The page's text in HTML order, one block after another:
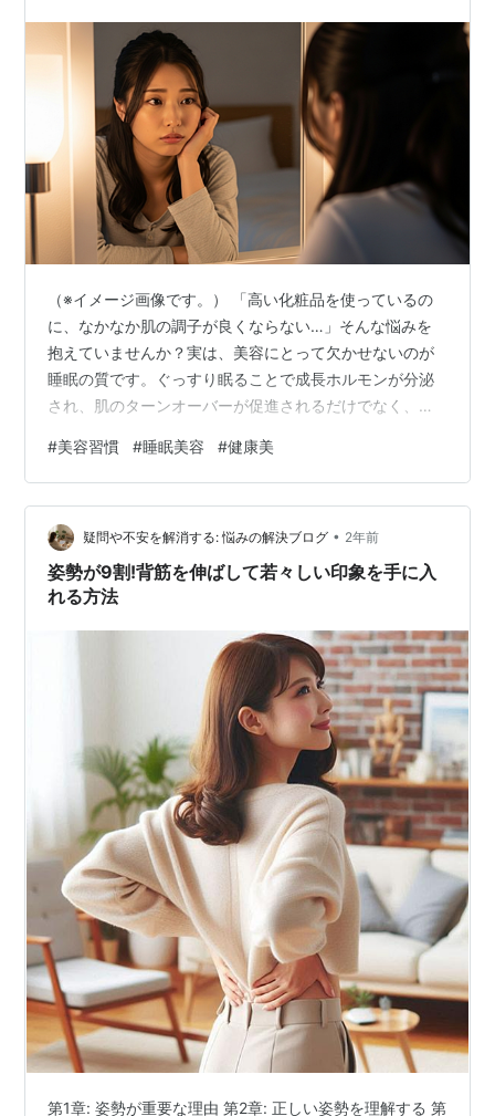
（※イメージ画像です。） 「高い化粧品を使っているの
に、なかなか肌の調子が良くならない…」そんな悩みを
抱えていませんか？実は、美容にとって欠かせないのが
睡眠の質です。ぐっすり眠ることで成長ホルモンが分泌
され、肌のターンオーバーが促進されるだけでなく、心
の関係、そして睡眠の質を高める方法について、すぐに
実践できるポイントを詳しく解説します。 睡眠と美容の
深い関係とは？ 美肌につながる快眠習慣の作り方 睡眠が
心の美容にもたらす効果 まとめ 睡眠と美容の深い関係と
は？ 睡眠中は体の修復や再生が活発に行われます。特に
入眠後3時間は、成長ホルモンの分泌が…
#美容習慣 #睡眠美容 #健康美
疑問や不安を解消する: 悩みの解決ブログ • 2年前
姿勢が9割!背筋を伸ばして若々しい印象を手に入
れる方法
第1章: 姿勢が重要な理由 第2章: 正しい姿勢を理解する 第